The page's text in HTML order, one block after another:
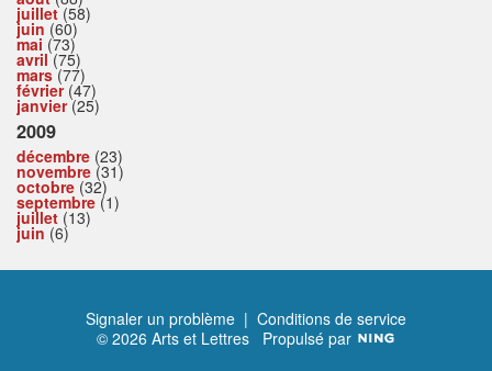
juillet(58)
juin (60)
mai (73)
avril(75)
mars(77)
février(47)
janvier(25)
2009
décembre (23)
novembre (31)
octobre (32)
septembre (1)
juillet (13)
juin (6)
Signaler un problème | Conditions de service
© 2026 Arts et Lettres Propulsé par